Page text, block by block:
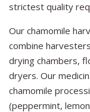
strictest quality
Our chamomile
combine
drying chambers,
dryers. Our
chamomile
(peppermint,